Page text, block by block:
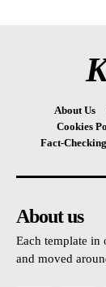
About Us
Cookies
Fact-
About us
Each template in
and moved